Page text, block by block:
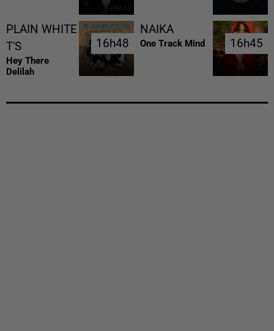
PLAIN WHITE
T'S
Hey There
Delilah
16h48
16h48
NAIKA
One Track Mind 16h45
16h45